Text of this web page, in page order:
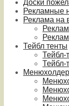
Доски
Рекламные
Реклама на
Тейбл тенты
Тейбл-
Тейбл-